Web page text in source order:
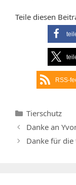
Teile diesen
RSS-
Kategorien
Tierschutz
Danke an
Danke für die